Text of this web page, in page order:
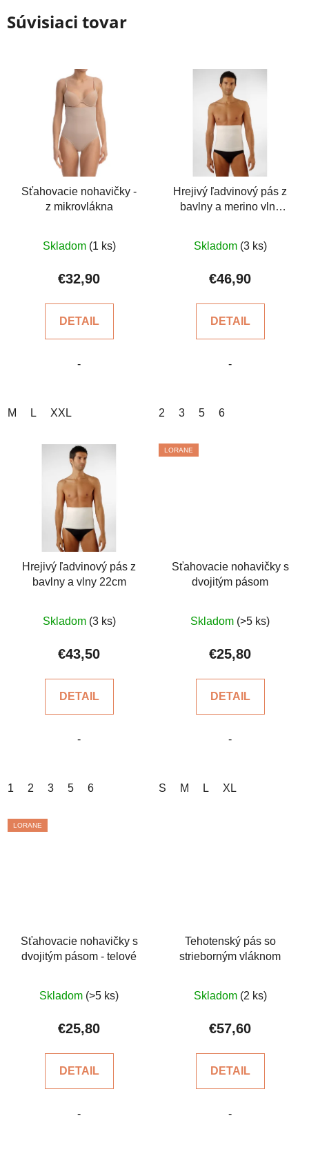
Súvisiaci tovar
Sťahovacie nohavičky -
z mikrovlákna
hodnotenie
produktu
z
hviezdičiek.
Skladom (1 ks)
€32,90
DETAIL
-
M L XXL
Hrejivý ľadvinový pás z
bavlny a merino vlny
hodnotenie
produktu
z
hviezdičiek.
Skladom (3 ks)
€46,90
DETAIL
-
2 3 5 6
Hrejivý ľadvinový pás z
bavlny a vlny 22cm
hodnotenie
produktu
z
hviezdičiek.
Skladom (3 ks)
€43,50
DETAIL
-
1 2 3 5 6
LORANE
Sťahovacie nohavičky s
dvojitým pásom
hodnotenie
produktu
z
hviezdičiek.
Skladom (>5 ks)
€25,80
DETAIL
-
S M L XL
LORANE
Sťahovacie nohavičky s
dvojitým pásom - telové
hodnotenie
produktu
z
hviezdičiek.
Skladom (>5 ks)
€25,80
DETAIL
-
Tehotenský pás so
strieborným vláknom
hodnotenie
produktu
z
hviezdičiek.
Skladom (2 ks)
€57,60
DETAIL
-